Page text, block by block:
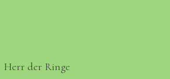
Herr der Ringe